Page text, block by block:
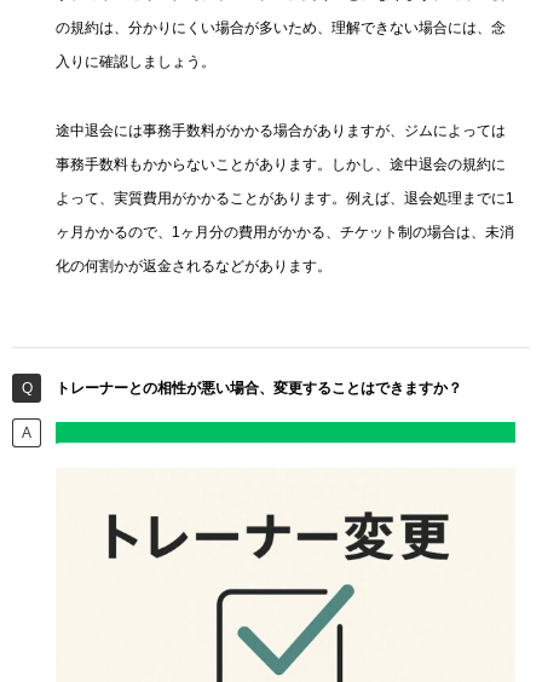
の規約は、分かりにくい場合が多いため、理解できない場合には、念
入りに確認しましょう。
途中退会には事務手数料がかかる場合がありますが、ジムによっては
事務手数料もかからないことがあります。しかし、途中退会の規約に
よって、実質費用がかかることがあります。例えば、退会処理までに1
ヶ月かかるので、1ヶ月分の費用がかかる、チケット制の場合は、未消
化の何割かが返金されるなどがあります。
トレーナーとの相性が悪い場合、変更することはできますか？